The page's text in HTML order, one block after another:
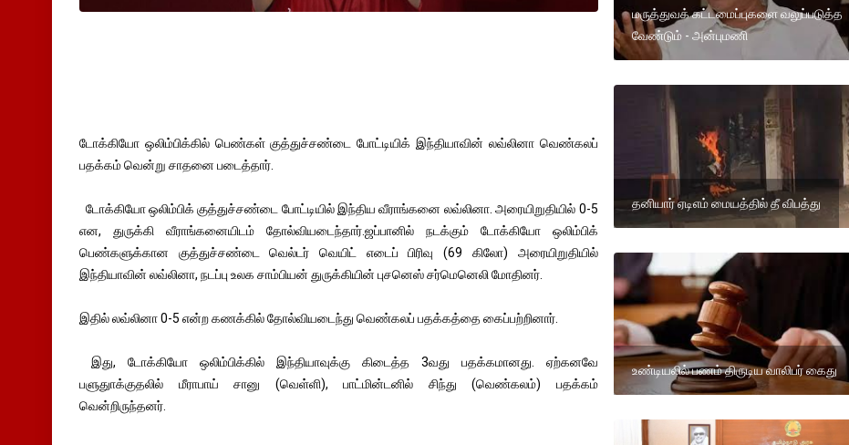
டோக்கியோ ஒலிம்பிக்கில் பெண்கள் குத்துச்சண்டை போட்டியிக் இந்தியாவின் லவ்லினா வெண்கலப்
பதக்கம் வென்று சாதனை படைத்தார்.
டோக்கியோ ஒலிம்பிக் குத்துச்சண்டை போட்டியில் இந்திய வீராங்கனை லவ்லினா. அரையிறுதியில் 0-5
என, துருக்கி வீராங்கனையிடம் தோல்வியடைந்தார்.ஜப்பானில் நடக்கும் டோக்கியோ ஒலிம்பிக்
பெண்களுக்கான குத்துச்சண்டை வெல்டர் வெயிட் எடைப் பிரிவு (69 கிலோ) அரையிறுதியில்
இந்தியாவின் லவ்லினா, நடப்பு உலக சாம்பியன் துருக்கியின் புசனெஸ் சர்மெனெலி மோதினர்.
இதில் லவ்லினா 0-5 என்ற கணக்கில் தோல்வியடைந்து வெண்கலப் பதக்கத்தை கைப்பற்றினார்.
இது, டோக்கியோ ஒலிம்பிக்கில் இந்தியாவுக்கு கிடைத்த 3வது பதக்கமானது. ஏற்கனவே
பளுதுாக்குதலில் மீராபாய் சானு (வெள்ளி), பாட்மின்டனில் சிந்து (வெண்கலம்) பதக்கம்
வென்றிருந்தனர்.
மருத்துவக் கட்டமைப்புகளை வலுப்படுத்த
வேண்டும் - அன்புமணி
தனியார் ஏடிஎம் மையத்தில் தீ விபத்து
உண்டியலில் பணம் திருடிய வாலிபர் கைது